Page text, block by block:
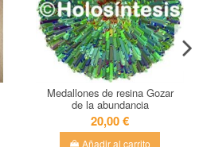
Medallones de resina Gozar
de la abundancia
20,00 €
Añadir al carrito